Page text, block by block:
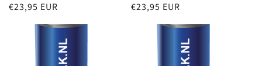
Normale
€23,95 EUR
Normale
€23,95 EUR